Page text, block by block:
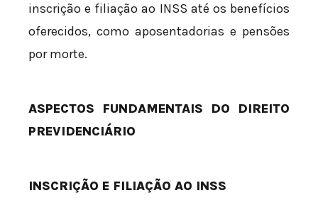
inscrição e filiação ao INSS até os benefícios
oferecidos, como aposentadorias e pensões
por morte.
ASPECTOS FUNDAMENTAIS DO DIREITO
PREVIDENCIÁRIO
INSCRIÇÃO E FILIAÇÃO AO INSS